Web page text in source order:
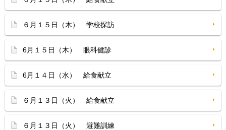
６月１５日（木） 学校探訪
6月１５日（木） 眼科健診
6月１４日（水） 給食献立
６月１３日（火） 給食献立
６月１３日（火） 避難訓練